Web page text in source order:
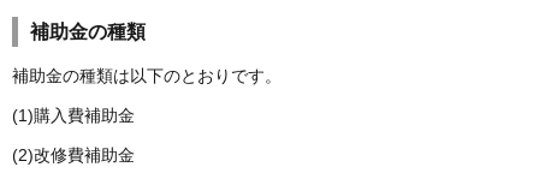
補助金の種類
補助金の種類は以下のとおりです。
(1)購入費補助金
(2)改修費補助金